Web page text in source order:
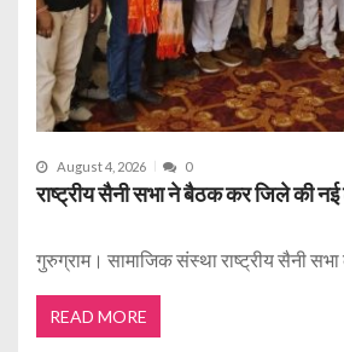
August 4, 2026 0
राष्ट्रीय सैनी सभा ने बैठक कर जिले की नई
गुरुग्राम। सामाजिक संस्था राष्ट्रीय सैनी
READ MORE